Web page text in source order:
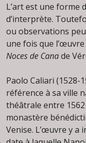
L’art est une forme
d’interprète.
ou observations
une fois que
Noces de Canade
Paolo Caliari (1528-
référence à sa ville
théâtrale entre
monastère
Venise. L’œuvre y a